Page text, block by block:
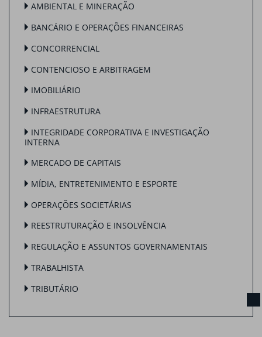
AMBIENTAL E MINERAÇÃO
BANCÁRIO E OPERAÇÕES FINANCEIRAS
CONCORRENCIAL
CONTENCIOSO E ARBITRAGEM
IMOBILIÁRIO
INFRAESTRUTURA
INTEGRIDADE CORPORATIVA E INVESTIGAÇÃO
INTERNA
MERCADO DE CAPITAIS
MÍDIA, ENTRETENIMENTO E ESPORTE
OPERAÇÕES SOCIETÁRIAS
REESTRUTURAÇÃO E INSOLVÊNCIA
REGULAÇÃO E ASSUNTOS GOVERNAMENTAIS
TRABALHISTA
TRIBUTÁRIO